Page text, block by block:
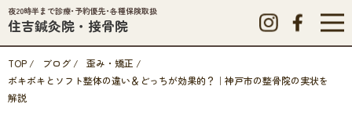
夜20時半まで診療･予約優先･各種保険取扱
住吉鍼灸院・接骨院
TOP / ブログ / 歪み・矯正 /
ボキボキとソフト整体の違い＆どっちが効果的？｜神戸市の整骨院の実状を
解説